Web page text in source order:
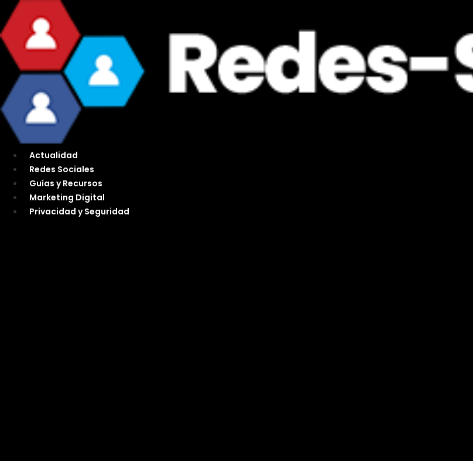
al
contenido
Actualidad
Redes Sociales
Guías y Recursos
Marketing Digital
Privacidad y Seguridad